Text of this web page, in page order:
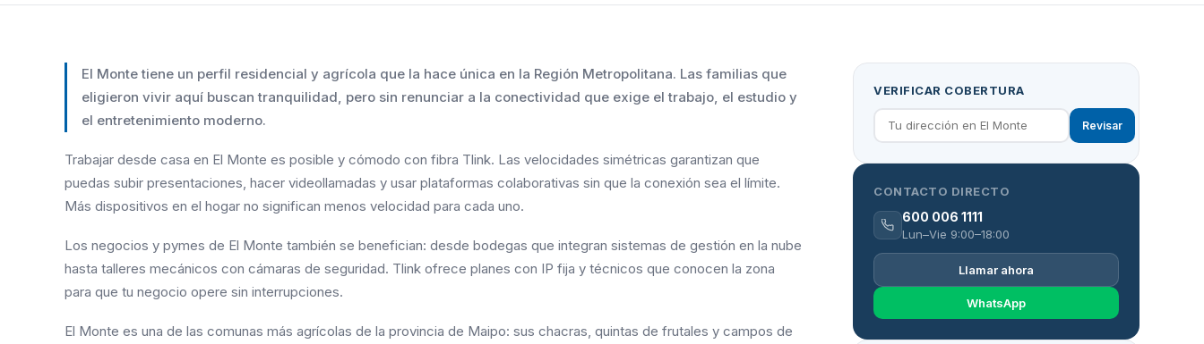
El Monte tiene un perfil residencial y agrícola que la hace única en la Región Metropolitana. Las familias que
eligieron vivir aquí buscan tranquilidad, pero sin renunciar a la conectividad que exige el trabajo, el estudio y
el entretenimiento moderno.
Trabajar desde casa en El Monte es posible y cómodo con fibra Tlink. Las velocidades simétricas garantizan que
puedas subir presentaciones, hacer videollamadas y usar plataformas colaborativas sin que la conexión sea el límite.
Más dispositivos en el hogar no significan menos velocidad para cada uno.
Los negocios y pymes de El Monte también se benefician: desde bodegas que integran sistemas de gestión en la nube
hasta talleres mecánicos con cámaras de seguridad. Tlink ofrece planes con IP fija y técnicos que conocen la zona
para que tu negocio opere sin interrupciones.
El Monte es una de las comunas más agrícolas de la provincia de Maipo: sus chacras, quintas de frutales y campos de
VERIFICAR COBERTURA
Revisar
CONTACTO DIRECTO
600 006 1111
Lun–Vie 9:00–18:00
Llamar ahora
WhatsApp